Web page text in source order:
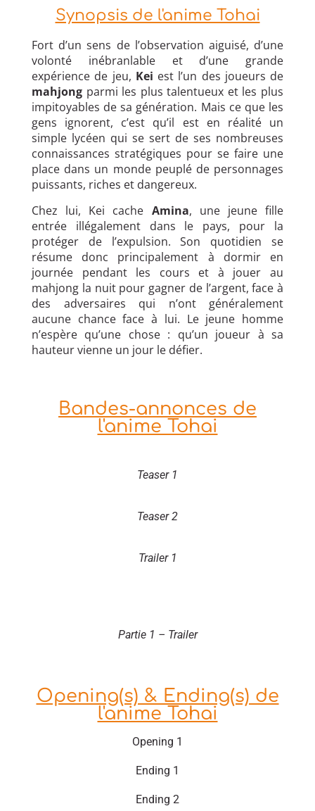
Synopsis de l'anime Tohai
Fort d’un sens de l’observation aiguisé, d’une
volonté inébranlable et d’une grande
expérience de jeu, Kei est l’un des joueurs de
mahjong parmi les plus talentueux et les plus
impitoyables de sa génération. Mais ce que les
gens ignorent, c’est qu’il est en réalité un
simple lycéen qui se sert de ses nombreuses
connaissances stratégiques pour se faire une
place dans un monde peuplé de personnages
puissants, riches et dangereux.
Chez lui, Kei cache Amina, une jeune fille
entrée illégalement dans le pays, pour la
protéger de l’expulsion. Son quotidien se
résume donc principalement à dormir en
journée pendant les cours et à jouer au
mahjong la nuit pour gagner de l’argent, face à
des adversaires qui n’ont généralement
aucune chance face à lui. Le jeune homme
n’espère qu’une chose : qu’un joueur à sa
hauteur vienne un jour le défier.
Bandes-annonces de
l'anime Tohai
Teaser 1
Teaser 2
Trailer 1
Partie 1 – Trailer
Opening(s) & Ending(s) de
l'anime Tohai
Opening 1
Ending 1
Ending 2